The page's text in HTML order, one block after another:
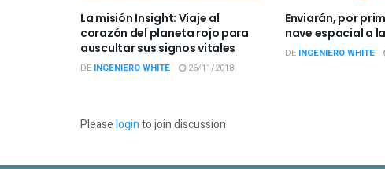
La misión Insight: Viaje al
corazón del planeta rojo para
auscultar sus signos vitales
DE INGENIERO WHITE 26/11/2018
Enviarán, por
nave espacial a
DE INGENIERO WHITE
Pleaseloginto join discussion